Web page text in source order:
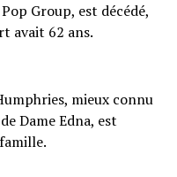
Group, est décédé,
avait 62 ans.
mieux connu
Dame Edna, est